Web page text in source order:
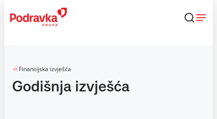
content
Financijska izvješća
Godišnja izvješća